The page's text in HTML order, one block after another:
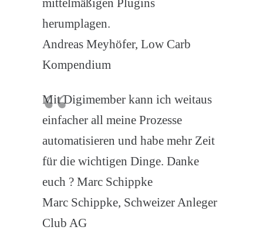
herumplagen.
Andreas Meyhöfer, Low Carb
Kompendium
Mit Digimember kann ich weitaus
einfacher all meine Prozesse
automatisieren und habe mehr Zeit
für die wichtigen Dinge. Danke
euch ? Marc Schippke
Marc Schippke, Schweizer Anleger
Club AG